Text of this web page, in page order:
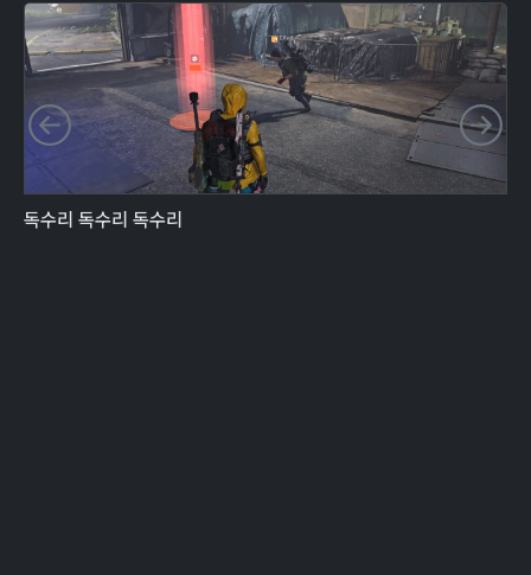
독수리 독수리 독수리
이전 슬라이드 다